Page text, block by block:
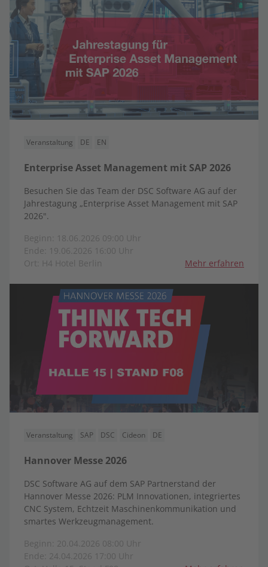
Veranstaltung DE EN
Enterprise Asset Management mit SAP 2026
Besuchen Sie das Team der DSC Software AG auf der
Jahrestagung „Enterprise Asset Management mit SAP
2026".
Beginn: 18.06.2026 09:00 Uhr
Ende: 19.06.2026 16:00 Uhr
Ort: H4 Hotel Berlin
Mehr erfahren
Veranstaltung SAP DSC Cideon DE
Hannover Messe 2026
DSC Software AG auf dem SAP Partnerstand der
Hannover Messe 2026: PLM Innovationen, integriertes
CNC System, Echtzeit Maschinenkommunikation und
smartes Werkzeugmanagement.
Beginn: 20.04.2026 08:00 Uhr
Ende: 24.04.2026 17:00 Uhr